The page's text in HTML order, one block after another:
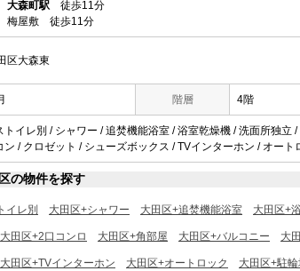
大森町駅 徒歩11分
梅屋敷 徒歩11分
区大森東
階層 4階
トイレ別 / シャワー / 追焚機能浴室 / 浴室乾燥機 / 洗面所独
ン / クロゼット / シューズボックス / TVインターホン / オー
の物件を探す
イレ別 大田区+シャワー 大田区+追焚機能浴室 大田区+
大田区+2口コンロ 大田区+角部屋 大田区+バルコニー 大
大田区+TVインターホン 大田区+オートロック 大田区+駐